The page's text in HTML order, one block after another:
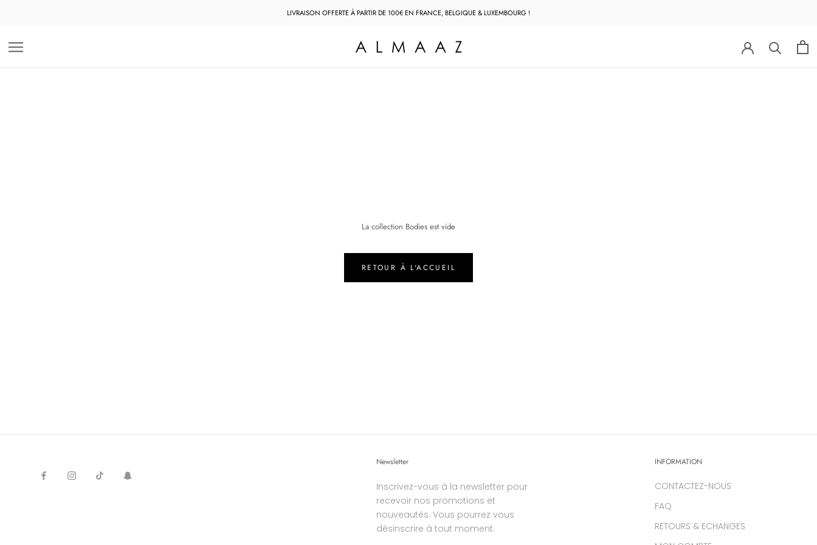
LIVRAISON OFFERTE À PARTIR DE 100€ EN FRANCE, BELGIQUE & LUXEMBOURG !
La collection Bodies est vide
RETOUR À L'ACCUEIL
Newsletter
Inscrivez-vous à la newsletter pour
recevoir nos promotions et
nouveautés. Vous pourrez vous
désinscrire à tout moment.
INFORMATION
CONTACTEZ-NOUS
FAQ
RETOURS & ECHANGES